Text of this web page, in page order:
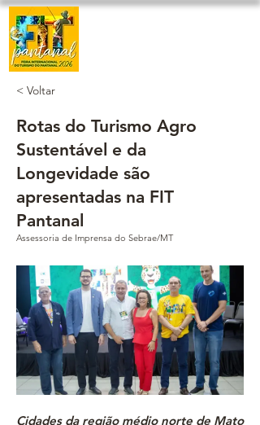
< Voltar
Rotas do Turismo Agro
Sustentável e da
Longevidade são
apresentadas na FIT
Pantanal
Assessoria de Imprensa do Sebrae/MT
Cidades da região médio norte de Mato